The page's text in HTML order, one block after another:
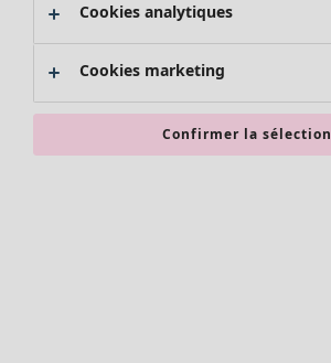
Promos SOLDES
Les promos de Gudrun Sjödén
Nouvel arrivage
Bonnes affaires en soldes - jusqu'à -70
Cookies analytiques
Cookies marketing
Confirmer la sélection